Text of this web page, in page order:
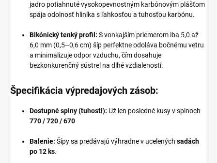
jadro potiahnuté vysokopevnostným karbónovým plášťom
spája odolnosť hliníka s ľahkosťou a tuhosťou karbónu.
Bikónický tenký profil: S vonkajším priemerom iba 5,0 až
6,0 mm (0,5–0,6 cm) šíp perfektne odoláva bočnému vetru
a minimalizuje odpor vzduchu, čím dosahuje
bezkonkurenčný sústrel na dlhé vzdialenosti.
Špecifikácia výpredajových zásob:
Dostupné spiny (tuhosti): Už len posledné kusy v spinoch
770 / 720 / 670
Balenie: Šípy sa predávajú výhradne v ucelených sadách
po 12 ks.